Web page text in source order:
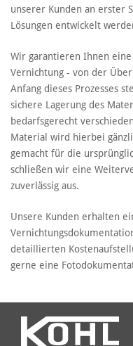
unserer Kunden an erster
Lösungen entwickelt
Wir garantieren Ihnen
Vernichtung - von der
Anfang dieses Prozesses
sichere Lagerung des
bedarfsgerecht
Material wird hierbei
gemacht für die
schließen wir eine
zuverlässig aus.
Unsere Kunden erhalten
detaillierten
gerne eine